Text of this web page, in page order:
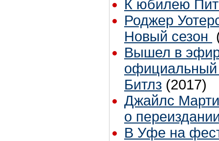
К юбилею
Роджер
Новый сезон
Вышел в
официальный
Битлз (2017)
Джайлс
о
В Уфе на